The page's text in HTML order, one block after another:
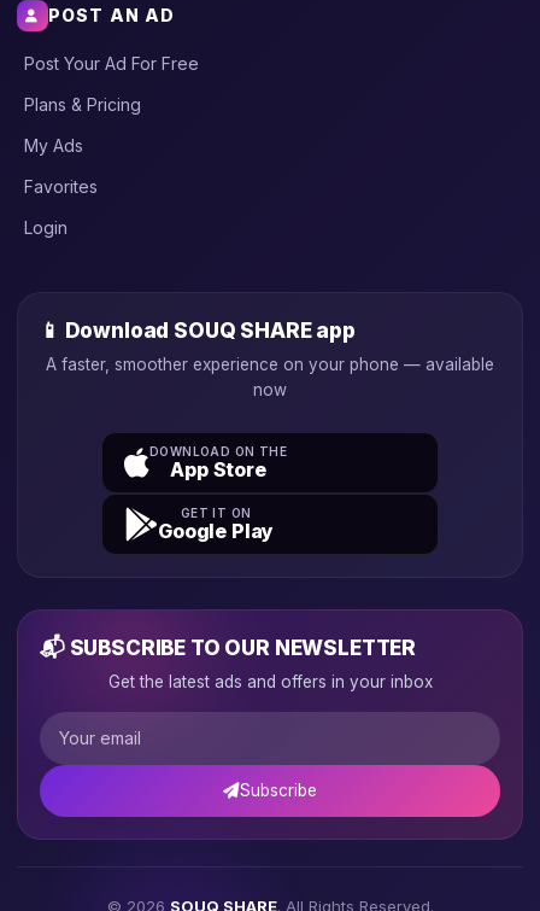
POST AN AD
Post Your Ad For Free
Plans & Pricing
My Ads
Favorites
Login
📱 Download SOUQ SHARE app
A faster, smoother experience on your phone — available
now
DOWNLOAD ON THE
App Store
GET IT ON
Google Play
📬 SUBSCRIBE TO OUR NEWSLETTER
Get the latest ads and offers in your inbox
Subscribe
© 2026 SOUQ SHARE. All Rights Reserved.